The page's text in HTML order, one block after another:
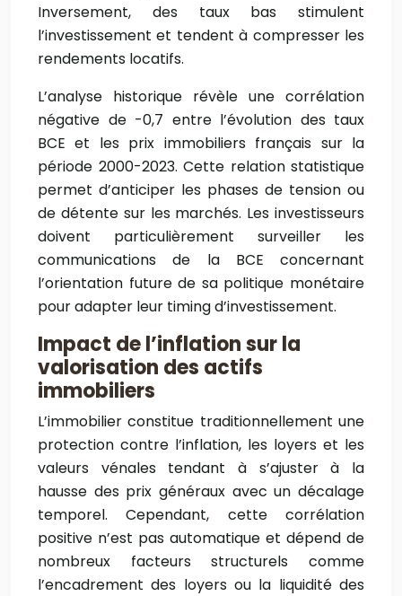
Inversement, des taux bas stimulent
l’investissement et tendent à compresser les
rendements locatifs.
L’analyse historique révèle une corrélation
négative de -0,7 entre l’évolution des taux
BCE et les prix immobiliers français sur la
période 2000-2023. Cette relation statistique
permet d’anticiper les phases de tension ou
de détente sur les marchés. Les investisseurs
doivent particulièrement surveiller les
communications de la BCE concernant
l’orientation future de sa politique monétaire
pour adapter leur timing d’investissement.
Impact de l’inflation sur la
valorisation des actifs
immobiliers
L’immobilier constitue traditionnellement une
protection contre l’inflation, les loyers et les
valeurs vénales tendant à s’ajuster à la
hausse des prix généraux avec un décalage
temporel. Cependant, cette corrélation
positive n’est pas automatique et dépend de
nombreux facteurs structurels comme
l’encadrement des loyers ou la liquidité des